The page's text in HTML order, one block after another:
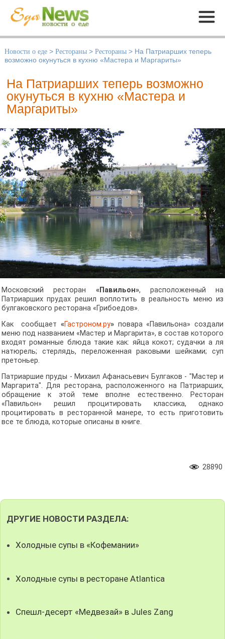
Меню
Новости о еде > Рестораны > Рестораны > На Патриарших теперь
возможно окунуться в кухню «Мастера и Маргариты»
На Патриарших теперь возможно
окунуться в кухню «Мастера и
Маргариты»
Московский ресторан «Павильон», расположенный на
Патриарших прудах решил воплотить в реальность меню из
булгаковского ресторана «Грибоедов».
Как сообщает «Гастроном.ру» повара «Павильона» создали
меню под названием «Мастер и Маргарита», в состав которого
входят романные блюда такие как: яйца кокот; судачки а ля
натюрель; стерлядь, переложенная раковыми шейками; суп
претоньер.
Патриаршие пруды - Михаил Афанасьевич Булгаков - "Мастер и
Маргарита". Для ресторана, расположенного на Патриарших,
обращение к этой теме вполне естественно. Ресторан
«Павильон» решил процитировать классика, однако
процитировать в ресторанной манере, то есть приготовить
все те блюда, которые описаны в книге.
28890
ДРУГИЕ НОВОСТИ РАЗДЕЛА:
Холодные супы в «Кофемании»
Холодные супы в ресторане Atlantica
Спешл-десерт «Медвезай» в Jules Zang